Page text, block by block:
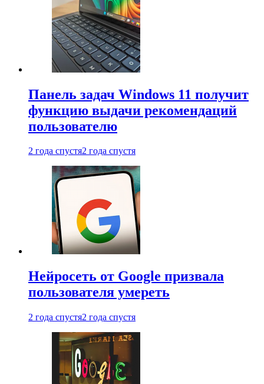
Панель задач Windows 11 получит
функцию выдачи рекомендаций
пользователю
2 года спустя2 года спустя
Нейросеть от Google призвала
пользователя умереть
2 года спустя2 года спустя